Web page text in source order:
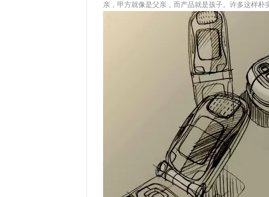
亲，甲方就像是父亲，而产品就是孩子。许多这样朴